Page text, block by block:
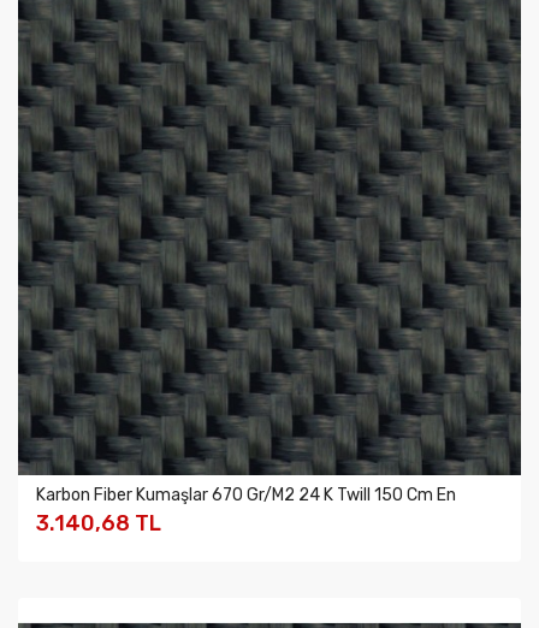
Karbon Fiber Kumaşlar 670 Gr/m2 24 K Twill 150 Cm En
3.140,68 TL